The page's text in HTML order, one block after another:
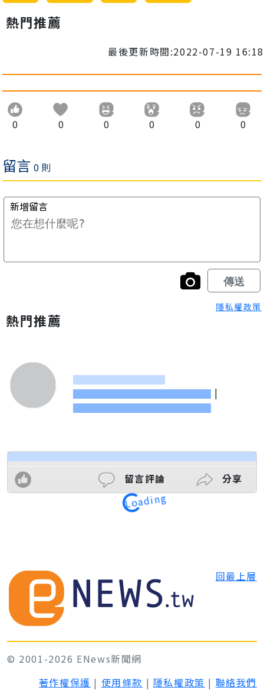
熱門推薦
最後更新時間:2022-07-19 16:18
0 0 0 0 0 0
隱私權政策
熱門推薦
|
留言評論 分享
Loading
回最上層
© 2001-2026 ENews新聞網
著作權保護 | 使用條款 | 隱私權政策 | 聯絡我們